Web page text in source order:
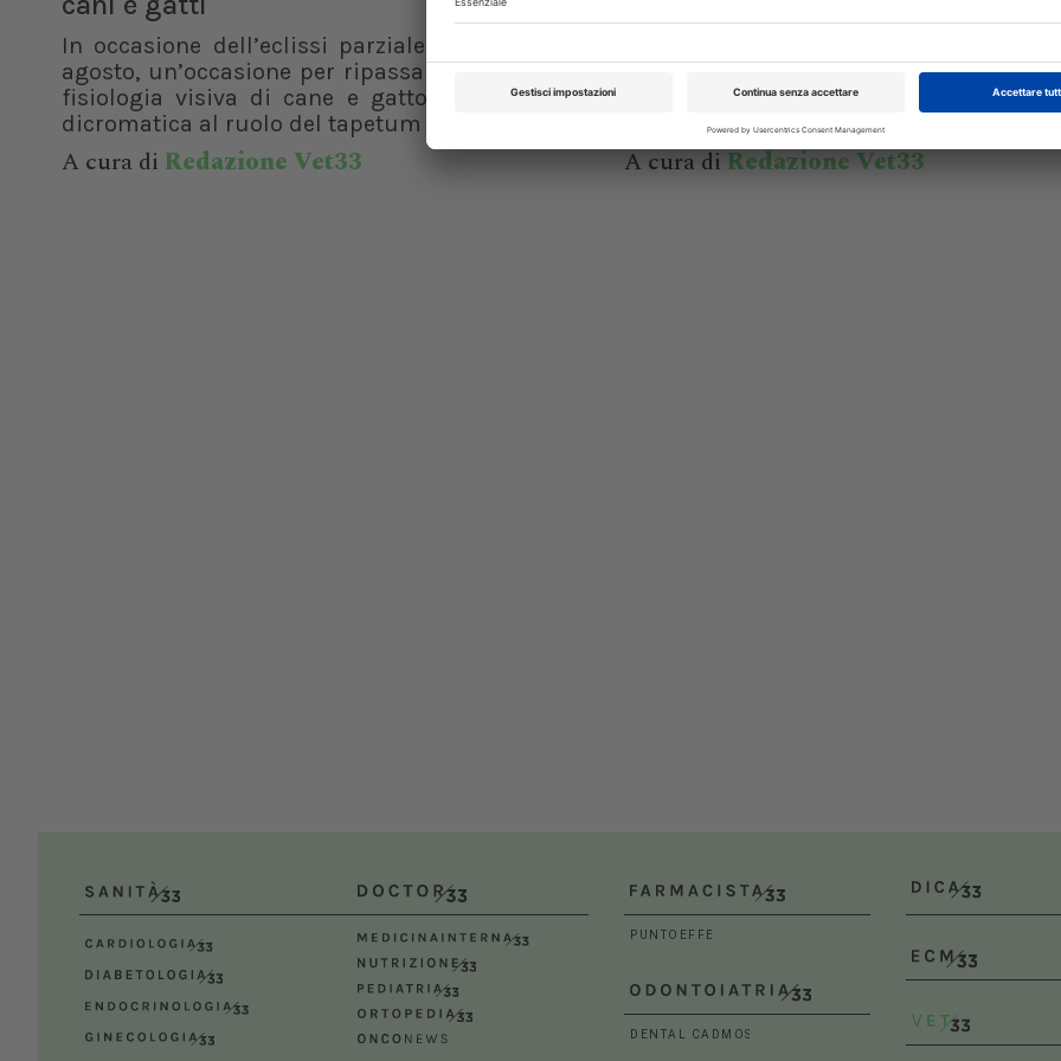
In occasione dell’eclissi parziale di sole del 12
agosto, un’occasione per ripassare le basi della
fisiologia visiva di cane e gatto. Dalla visione
dicromatica al ruolo del tapetum lucidum, fino...
A cura di Redazione Vet33
trattamento dei disturbi
essere allestita in formulazione
una pratica alternativa alla via orale...
A cura di Redazione Vet33